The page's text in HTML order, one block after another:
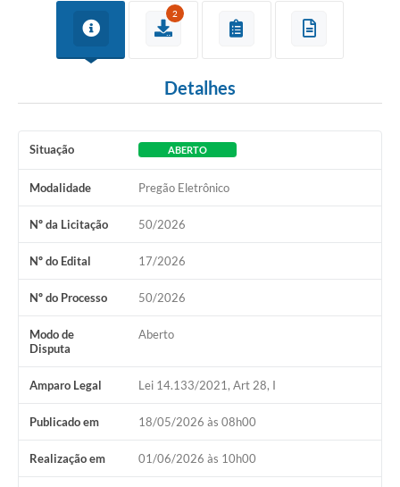
2
Detalhes
Situação ABERTO
Modalidade Pregão Eletrônico
Nº da Licitação 50/2026
Nº do Edital 17/2026
Nº do Processo 50/2026
Modo de
Disputa
Aberto
Amparo Legal Lei 14.133/2021, Art 28, I
Publicado em 18/05/2026 às 08h00
Realização em 01/06/2026 às 10h00